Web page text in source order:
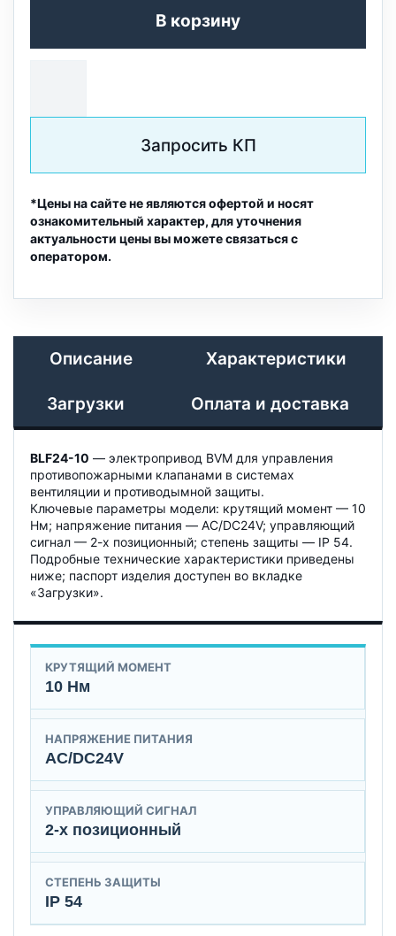
В корзину
Запросить КП
*Цены на сайте не являются офертой и носят
ознакомительный характер, для уточнения
актуальности цены вы можете связаться с
оператором.
Описание Характеристики
Загрузки Оплата и доставка
BLF24-10 — электропривод BVM для управления
противопожарными клапанами в системах
вентиляции и противодымной защиты.
Ключевые параметры модели: крутящий момент — 10
Нм; напряжение питания — AC/DC24V; управляющий
сигнал — 2-х позиционный; степень защиты — IP 54.
Подробные технические характеристики приведены
ниже; паспорт изделия доступен во вкладке
«Загрузки».
КРУТЯЩИЙ МОМЕНТ
10 Нм
НАПРЯЖЕНИЕ ПИТАНИЯ
AC/DC24V
УПРАВЛЯЮЩИЙ СИГНАЛ
2-х позиционный
СТЕПЕНЬ ЗАЩИТЫ
IP 54